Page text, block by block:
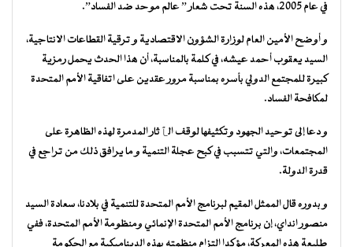
في عام 2005، هذه السنة تحت شعار ” عالم موحد ضد الفساد”.
و أوضح الأمين العام لوزارة الشؤون الاقتصادية و ترقية القطاعات الانتاجية،
السيد يعقوب أحمد عيشه، في كلمة بالمناسبة، أن هذا الحدث يحمل رمزية
كبيرة للمجتمع الدولي بأسره بمناسبة مرور عقدين على اتفاقية الأمم المتحدة
لمكافحة الفساد.
و دعا إلى توحيد الجهود وتكثيفها لوقف الٱثار المدمرة لهذه الظاهرة على
المجتمعات، والتي تتسبب في كبح عجلة التنمية و ما يرافق ذلك من تراجع في
قدرة الدولة.
و بدوره قال الممثل المقيم لبرنامج الأمم المتحدة للتنمية في بلادنا، سعادة السيد
منصور انداي، إن برنامج الأمم المتحدة الإنمائي ومنظومة الأمم المتحدة، ففي
طليعة هذه المعركة، مؤكدا التزام منظمته بهذه الديناميكية مع الحكومة